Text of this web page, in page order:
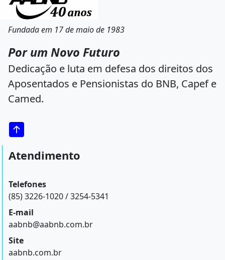
Fundada em 17 de maio de 1983
Por um Novo Futuro
Dedicação e luta em defesa dos direitos dos
Aposentados e Pensionistas do BNB, Capef e
Camed.
Atendimento
Telefones
(85) 3226-1020 / 3254-5341
E-mail
aabnb@aabnb.com.br
Site
aabnb.com.br